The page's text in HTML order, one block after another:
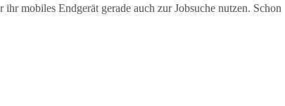
ihr mobiles Endgerät gerade auch zur Jobsuche nutzen. Schon